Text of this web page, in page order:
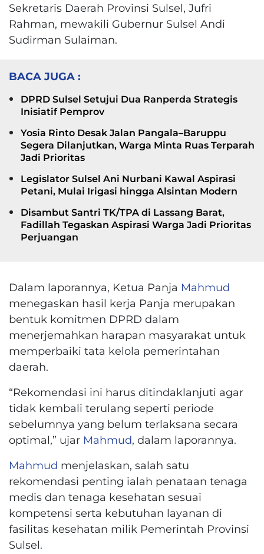
Sekretaris Daerah Provinsi Sulsel, Jufri
Rahman, mewakili Gubernur Sulsel Andi
Sudirman Sulaiman.
BACA JUGA :
DPRD Sulsel Setujui Dua Ranperda Strategis
Inisiatif Pemprov
Yosia Rinto Desak Jalan Pangala–Baruppu
Segera Dilanjutkan, Warga Minta Ruas Terparah
Jadi Prioritas
Legislator Sulsel Ani Nurbani Kawal Aspirasi
Petani, Mulai Irigasi hingga Alsintan Modern
Disambut Santri TK/TPA di Lassang Barat,
Fadillah Tegaskan Aspirasi Warga Jadi Prioritas
Perjuangan
Dalam laporannya, Ketua Panja Mahmud
menegaskan hasil kerja Panja merupakan
bentuk komitmen DPRD dalam
menerjemahkan harapan masyarakat untuk
memperbaiki tata kelola pemerintahan
daerah.
“Rekomendasi ini harus ditindaklanjuti agar
tidak kembali terulang seperti periode
sebelumnya yang belum terlaksana secara
optimal,” ujar Mahmud, dalam laporannya.
Mahmud menjelaskan, salah satu
rekomendasi penting ialah penataan tenaga
medis dan tenaga kesehatan sesuai
kompetensi serta kebutuhan layanan di
fasilitas kesehatan milik Pemerintah Provinsi
Sulsel.